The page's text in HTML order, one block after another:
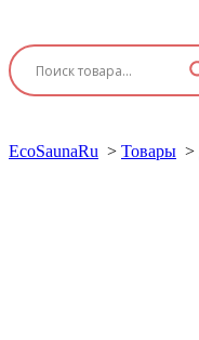
EcoSaunaRu > Товары >